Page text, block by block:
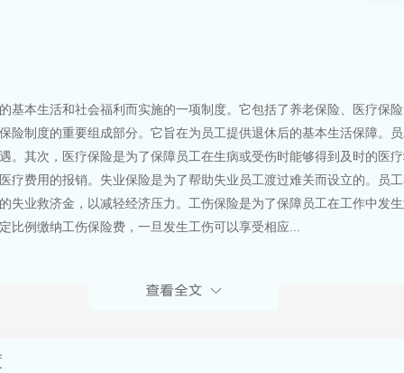
基本生活和社会福利而实施的一项制度。它包括了养老保险、医疗保
险制度的重要组成部分。它旨在为员工提供退休后的基本生活保障。
。其次，医疗保险是为了保障员工在生病或受伤时能够得到及时的医
疗费用的报销。失业保险是为了帮助失业员工渡过难关而设立的。员
失业救济金，以减轻经济压力。工伤保险是为了保障员工在工作中发
比例缴纳工伤保险费，一旦发生工伤可以享受相应...